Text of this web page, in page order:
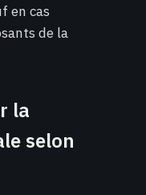
en cas
de la
la
selon